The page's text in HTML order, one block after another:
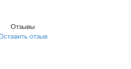
Отзывы
отзыв